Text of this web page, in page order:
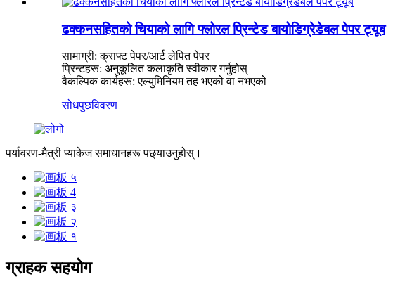
ढक्कनसहितको चियाको लागि फ्लोरल प्रिन्टेड बायोडिग्रेडेबल पेपर ट्यूब
सामाग्री: क्राफ्ट पेपर/आर्ट लेपित पेपर
प्रिन्टहरू: अनुकूलित कलाकृति स्वीकार गर्नुहोस्
वैकल्पिक कार्यहरू: एल्युमिनियम तह भएको वा नभएको
सोधपुछविवरण
पर्यावरण-मैत्री प्याकेज समाधानहरू पछ्याउनुहोस्।
ग्राहक सहयोग